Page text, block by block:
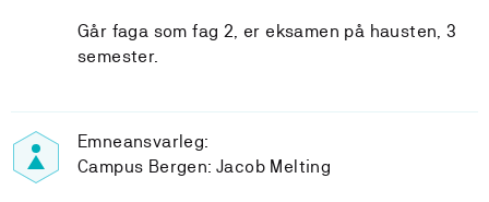
Går faga som fag 2, er eksamen på hausten, 3
semester.
Emneansvarleg:
Campus Bergen: Jacob Melting